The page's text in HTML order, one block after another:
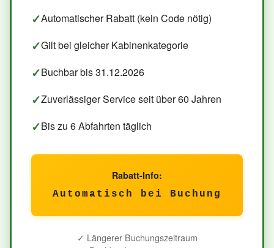
Automatischer Rabatt (kein Code nötig)
Gilt bei gleicher Kabinenkategorie
Buchbar bis 31.12.2026
Zuverlässiger Service seit über 60 Jahren
Bis zu 6 Abfahrten täglich
Rabatt-Info:
Automatisch bei Buchung
✓ Längerer Buchungszeitraum